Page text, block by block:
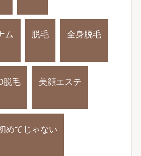
ム 脱毛 全身脱毛
脱毛 美顔エステ
めてじゃない